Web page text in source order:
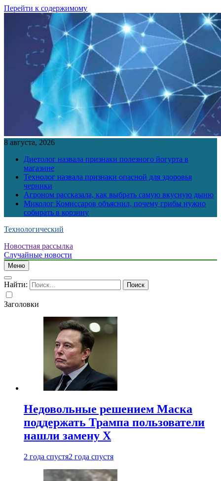
Перейти к содержимому
8 августа, 2026
Диетолог назвала признаки полезного йогурта в
магазине
Технолог назвала признаки опасной для здоровья
черники
Агроном рассказала, как выбрать самую вкусную дыню
Миколог Комиссаров объяснил, почему грибы нужно
собирать в корзину
Технологический
Новостная рассылка
Случайные новости
Меню
Найти:
Заголовки
Недовольные решением Маска
поддержать Трампа пользователи
нашли замену X
2 года спустя2 года спустя